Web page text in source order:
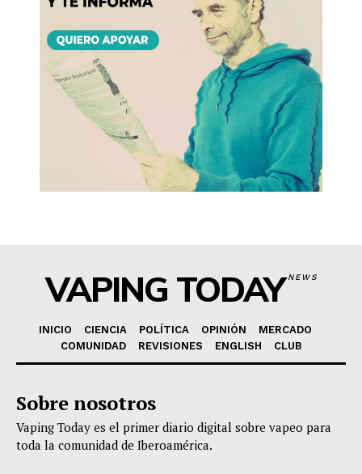
VAPING TODAYNEWS
INICIO CIENCIA POLÍTICA OPINIÓN
MERCADO
COMUNIDAD
REVISIONES ENGLISH CLUB
Sobre nosotros
Vaping Today es el primer diario digital sobre vapeo para
toda la comunidad de Iberoamérica.